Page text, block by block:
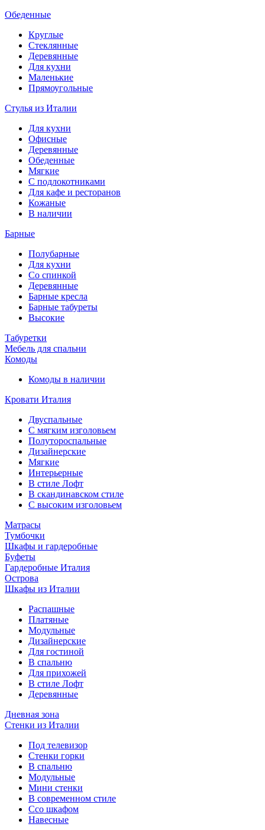
Обеденные
Круглые
Стеклянные
Деревянные
Для кухни
Маленькие
Прямоугольные
Стулья из Италии
Для кухни
Офисные
Деревянные
Обеденные
Мягкие
С подлокотниками
Для кафе и ресторанов
Кожаные
В наличии
Барные
Полубарные
Для кухни
Со спинкой
Деревянные
Барные кресла
Барные табуреты
Высокие
Табуретки
Мебель для спальни
Комоды
Комоды в наличии
Кровати Италия
Двуспальные
С мягким изголовьем
Полутороспальные
Дизайнерские
Мягкие
Интерьерные
В стиле Лофт
В скандинавском стиле
С высоким изголовьем
Матрасы
Тумбочки
Шкафы и гардеробные
Буфеты
Гардеробные Италия
Острова
Шкафы из Италии
Распашные
Платяные
Модульные
Дизайнерские
Для гостиной
В спальню
Для прихожей
В стиле Лофт
Деревянные
Дневная зона
Стенки из Италии
Под телевизор
Стенки горки
В спальню
Модульные
Мини стенки
В современном стиле
Ссо шкафом
Навесные